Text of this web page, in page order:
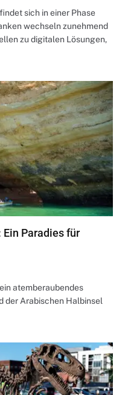
sich in einer Phase
wechseln zunehmend
zu digitalen Lösungen,
Ein Paradies für
atemberaubendes
der Arabischen Halbinsel